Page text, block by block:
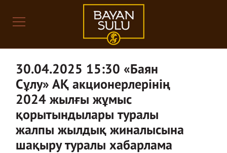
30.04.2025 15:30 «Баян
Сұлу» АҚ акционерлерінің
2024 жылғы жұмыс
қорытындылары туралы
жалпы жылдық жиналысына
шақыру туралы хабарлама